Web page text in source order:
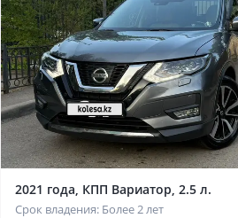
2021 года, КПП Вариатор, 2.5 л.
Срок владения: Более 2 лет